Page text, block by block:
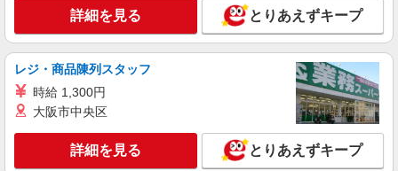
新座市野火止 ※清瀬市・所沢市から通勤され
る方も多くいます。
キープ 詳細を見る
派遣社員
株式会社テクノ・サービス/お仕事No/0841886
製品の加工補助・検品
時給1300円交通費全額支給
詳細を見る とりあえずキープ
レジ・商品陳列スタッフ
時給 1,300円
大阪市中央区
詳細を見る とりあえずキープ